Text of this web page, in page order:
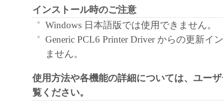
NOT AGREE TO THE FOLLOWING
CONDITIONS OF THIS AGREEMENT, DO
SOFTWARE.
1. GRANT OF LICENSE
Canon grants you a personal, limited and non-
use ("use" as used herein shall include storing,
インストール時のご注意
Windows 日本語版では使用できません。
Generic PCL6 Printer Driver からの更新イ
ません。
使用方法や各機能の詳細については、ユー
覧ください。